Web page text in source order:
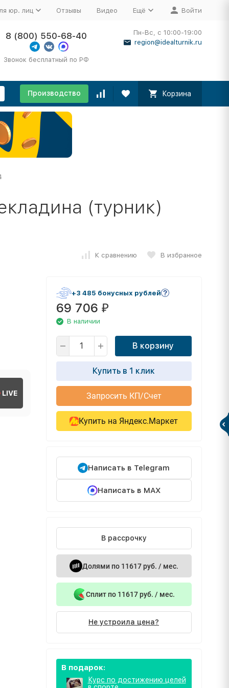
юр. лиц Отзывы Видео Ещё Войти
8 (800) 550-68-40
Звонок бесплатный по РФ
Пн-Вс, с 10:00-19:00
region@idealturnik.ru
Производство Корзина
(турник)
К сравнению В избранное
LIVE
+3 485 бонусных рублей
69 706 ₽
В наличии
В корзину
Купить в 1 клик
Запросить КП/Счет
Купить на Яндекс.Маркет
Написать в Telegram
Написать в MAX
В рассрочку
Долями по 11617 руб. / мес.
Сплит по 11617 руб. / мес.
Не устроила цена?
В подарок:
Курс по достижению целей